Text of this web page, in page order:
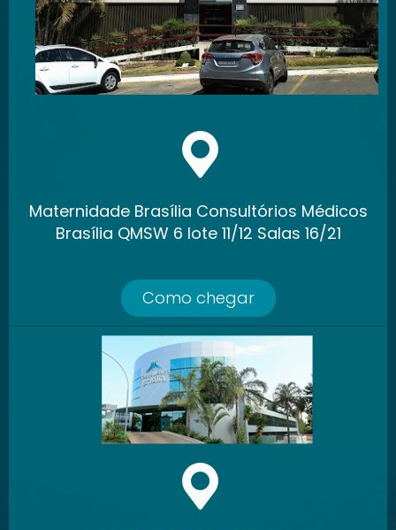
Maternidade Brasília Consultórios Médicos
Brasília QMSW 6 lote 11/12 Salas 16/21
Como chegar